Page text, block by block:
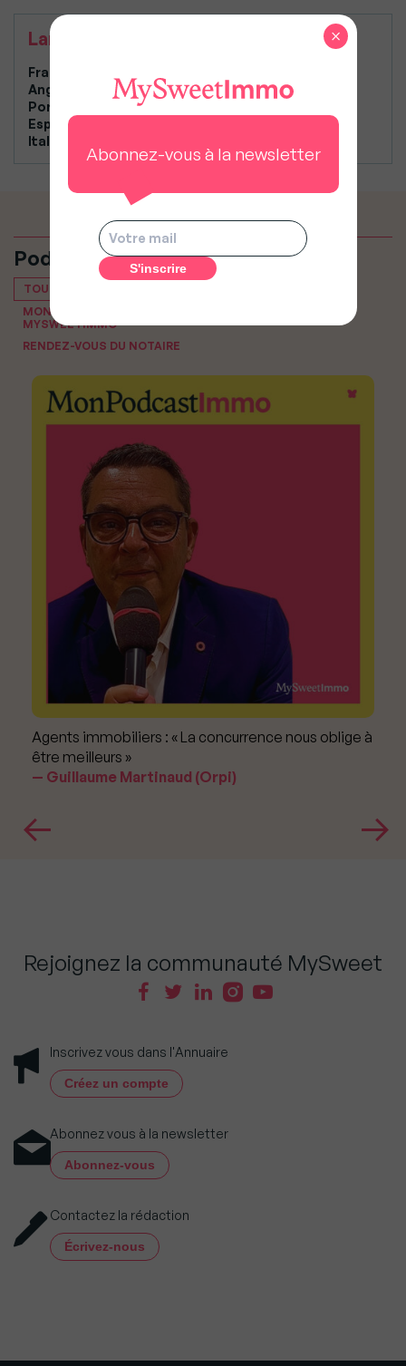
Langues parlées
Français
Anglais
Portugais
Espagnol
Italien
Podcasts
TOUT VOIR
MON PODCAST IMMO, LE PODCAST IMMOBILIER DE
MYSWEETIMMO
RENDEZ-VOUS DU NOTAIRE
Agents immobiliers : « La concurrence nous oblige à
être meilleurs »
Guillaume Martinaud (Orpi)
Rejoignez la communauté MySweet
Inscrivez vous dans l'Annuaire
Créez un compte
Abonnez vous à la newsletter
Abonnez-vous
Contactez la rédaction
Écrivez-nous
Abonnez-vous à la newsletter
×